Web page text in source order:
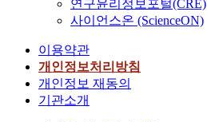
연구윤리정보포털(CRE)
사이언스온 (ScienceON)
이용약관
개인정보처리방침
개인정보 재동의
기관소개